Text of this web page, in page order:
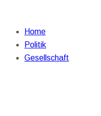
Home
Politik
Gesellschaft